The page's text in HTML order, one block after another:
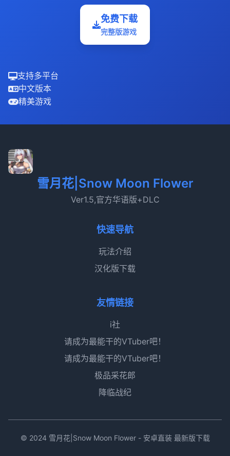
免费下载
完整版游戏
支持多平台
中文版本
精美游戏
雪月花|Snow Moon Flower
Ver1.5,官方华语版+DLC
快速导航
玩法介绍
汉化版下载
友情链接
i社
请成为最能干的VTuber吧！
请成为最能干的VTuber吧！
极品采花郎
降临战纪
© 2024 雪月花|Snow Moon Flower - 安卓直装 最新版下载